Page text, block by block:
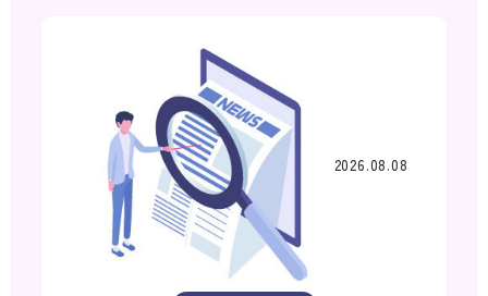
2026.08.08